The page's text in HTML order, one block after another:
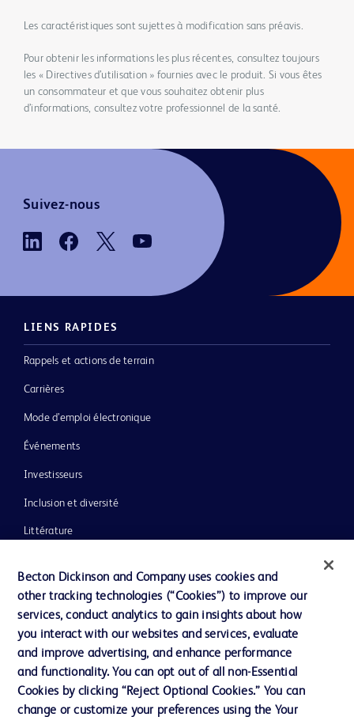
Les caractéristiques sont sujettes à modification sans préavis.
Pour obtenir les informations les plus récentes, consultez toujours
les « Directives d’utilisation » fournies avec le produit. Si vous êtes
un consommateur et que vous souhaitez obtenir plus
d’informations, consultez votre professionnel de la santé.
Suivez-nous
LIENS RAPIDES
Rappels et actions de terrain
Carrières
Mode d’emploi électronique
Événements
Investisseurs
Inclusion et diversité
Littérature
Notre entreprise
Éthique et conformité
Assistance
Nous contacter
Becton Dickinson and Company uses cookies and
other tracking technologies (“Cookies”) to improve our
services, conduct analytics to gain insights about how
you interact with our websites and services, evaluate
and improve advertising, and enhance performance
and functionality. You can opt out of all non-Essential
Cookies by clicking “Reject Optional Cookies.” You can
change or customize your preferences using the Your